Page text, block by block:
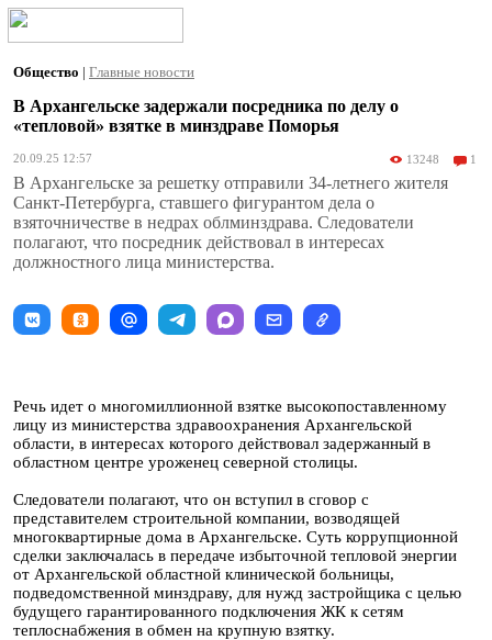
Общество | Главные новости
В Архангельске задержали посредника по делу о
«тепловой» взятке в минздраве Поморья
20.09.25 12:57 13248 1
В Архангельске за решетку отправили 34-летнего жителя
Санкт-Петербурга, ставшего фигурантом дела о
взяточничестве в недрах облминздрава. Следователи
полагают, что посредник действовал в интересах
должностного лица министерства.
Речь идет о многомиллионной взятке высокопоставленному
лицу из министерства здравоохранения Архангельской
области, в интересах которого действовал задержанный в
областном центре уроженец северной столицы.
Следователи полагают, что он вступил в сговор с
представителем строительной компании, возводящей
многоквартирные дома в Архангельске. Суть коррупционной
сделки заключалась в передаче избыточной тепловой энергии
от Архангельской областной клинической больницы,
подведомственной минздраву, для нужд застройщика с целью
будущего гарантированного подключения ЖК к сетям
теплоснабжения в обмен на крупную взятку.